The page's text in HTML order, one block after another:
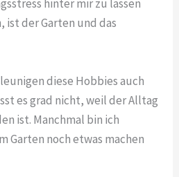
hinter mir zu lassen
der Garten und das
diese Hobbies auch
es grad nicht, weil der Alltag
ist. Manchmal bin ich
Garten noch etwas machen